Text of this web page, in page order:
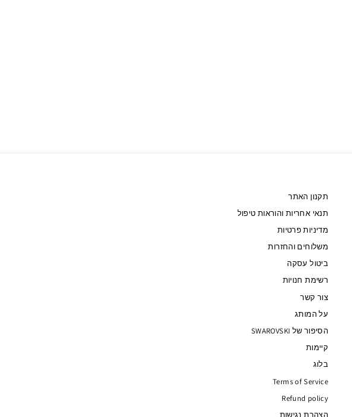
תקנון האתר
תנאי אחריות והוראות טיפול
מדיניות פרטיות
משלוחים והחזרות
ביטול עסקה
רשימת חנויות
צור קשר
על המותג
הסיפור של SWAROVSKI
קיימות
בלוג
Terms of Service
Refund policy
הצהרת נגישות